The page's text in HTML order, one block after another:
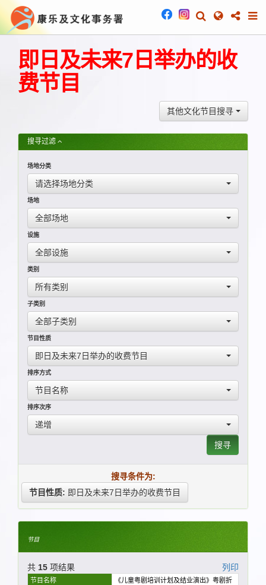
即日及未来7日举办的收
费节目
其他文化节目搜寻
搜寻过滤
场地分类
请选择场地分类
场地
全部场地
设施
全部设施
类别
所有类别
子类别
全部子类别
节目性质
即日及未来7日举办的收费节目
排序方式
节目名称
排序次序
递增
搜寻
搜寻条件为:
节目性质: 即日及未来7日举办的收费节目
节目
共 15 项结果 列印
节目名称
《儿童粤剧培训计划及结业演出》粤剧折